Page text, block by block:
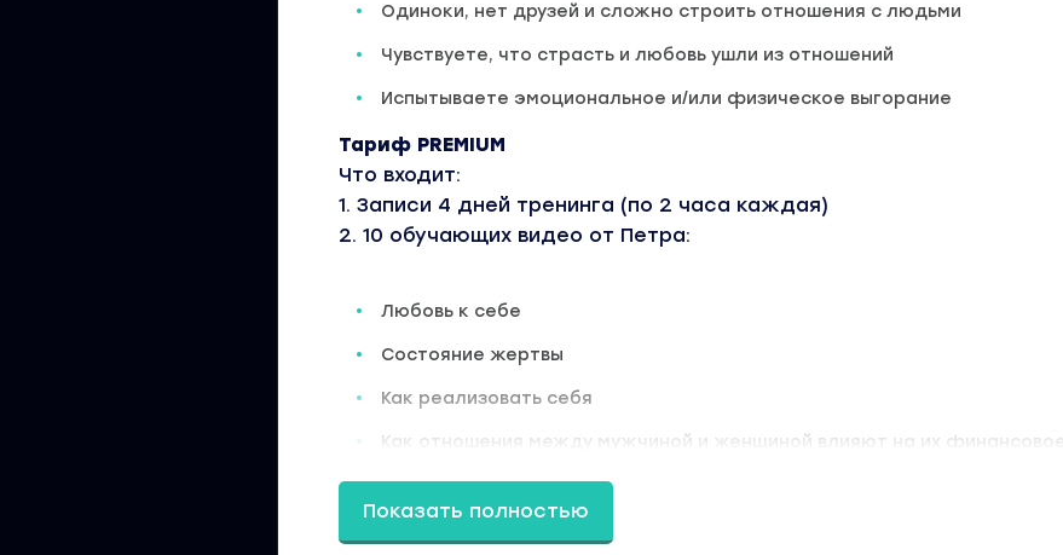
Одиноки, нет друзей и сложно строить отношения с людьми
Чувствуете, что страсть и любовь ушли из отношений
Испытываете эмоциональное и/или физическое выгорание
Тариф PREMIUM
Что входит:
1. Записи 4 дней тренинга (по 2 часа каждая)
2. 10 обучающих видео от Петра:
Любовь к себе
Состояние жертвы
Как реализовать себя
Как отношения между мужчиной и женщиной влияют на их финансовое
Как найти свою нишу
Показать полностью